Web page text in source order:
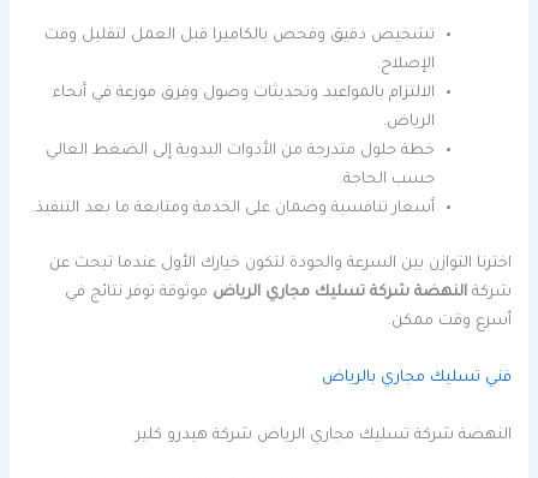
تشخيص دقيق وفحص بالكاميرا قبل العمل لتقليل وقت
الإصلاح.
الالتزام بالمواعيد وتحديثات وصول وفِرق موزعة في أنحاء
الرياض.
خطة حلول متدرجة من الأدوات اليدوية إلى الضغط العالي
حسب الحاجة.
أسعار تنافسية وضمان على الخدمة ومتابعة ما بعد التنفيذ.
اخترنا التوازن بين السرعة والجودة لتكون خيارك الأول عندما تبحث عن
شركةالنهضة شركة تسليك مجاري الرياض موثوقة توفر نتائج في
أسرع وقت ممكن.
فني تسليك مجاري بالرياض
النهضة شركة تسليك مجاري الرياض شركة هيدرو كلير